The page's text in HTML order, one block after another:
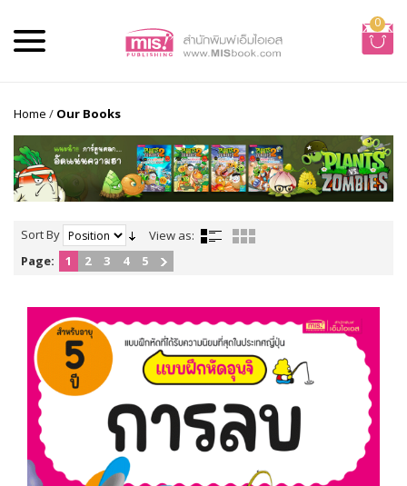
0
Home / Our Books
Sort By
View as:
Page:
1 2 3 4 5